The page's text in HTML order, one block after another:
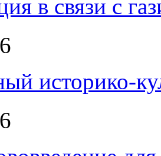
в связи с
историко-